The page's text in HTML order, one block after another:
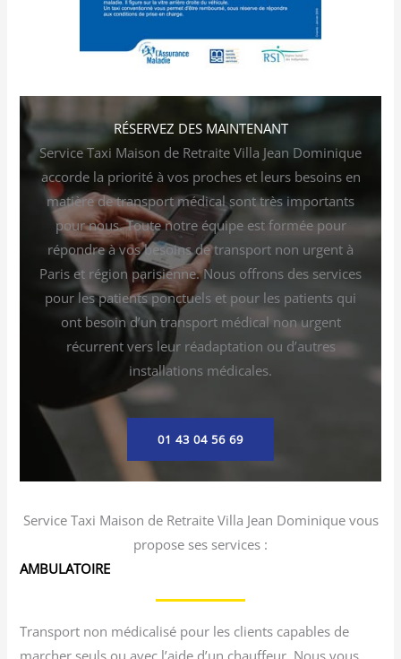
RÉSERVEZ DES MAINTENANT
Service Taxi Maison de Retraite Villa Jean Dominique
accorde la priorité à vos proches et leurs besoins en
matière de transport médical sont très importants
pour nous. Toute notre équipe est formée pour
répondre à vos besoins de transport non urgent à
Paris et région parisienne. Nous offrons des services
pour les patients ponctuels et pour les patients qui
ont besoin d’un transport médical non urgent
récurrent vers leur réadaptation ou d’autres
installations médicales.
01 43 04 56 69
Service Taxi Maison de Retraite Villa Jean Dominique vous
propose ses services :
AMBULATOIRE
Transport non médicalisé pour les clients capables de
marcher seuls ou avec l’aide d’un chauffeur. Nous vous